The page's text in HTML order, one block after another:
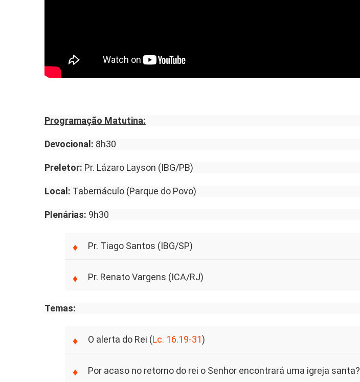
Programação Matutina:
Devocional: 8h30
Preletor: Pr. Lázaro Layson (IBG/PB)
Local: Tabernáculo (Parque do Povo)
Plenárias: 9h30
Pr. Tiago Santos (IBG/SP)
Pr. Renato Vargens (ICA/RJ)
Temas:
O alerta do Rei (Lc. 16.19-31)
Por acaso no retorno do rei o Senhor encontrará uma igreja santa?